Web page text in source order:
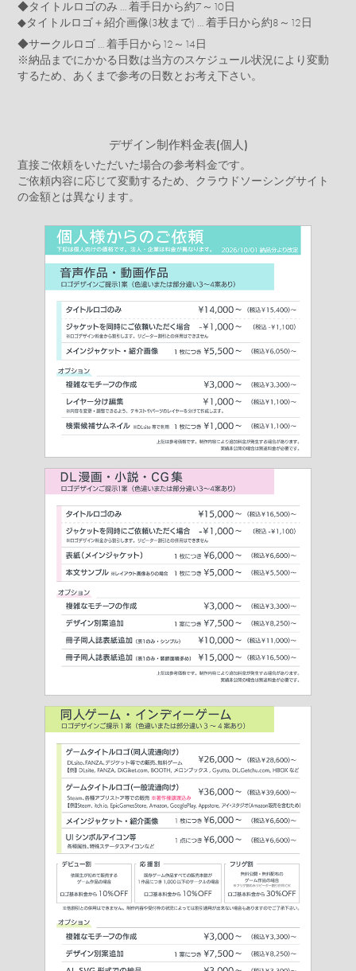
◆タイトルロゴのみ … 着手日から約7～10日
◆タイトルロゴ＋紹介画像(3枚まで) … 着手日から約8～12日
◆サークルロゴ … 着手日から12～14日
※納品までにかかる日数は当方のスケジュール状況により変動
するため、あくまで参考の日数とお考え下さい。
デザイン制作料金表(個人)
直接ご依頼をいただいた場合の参考料金です。
ご依頼内容に応じて変動するため、クラウドソーシングサイト
の金額とは異なります。